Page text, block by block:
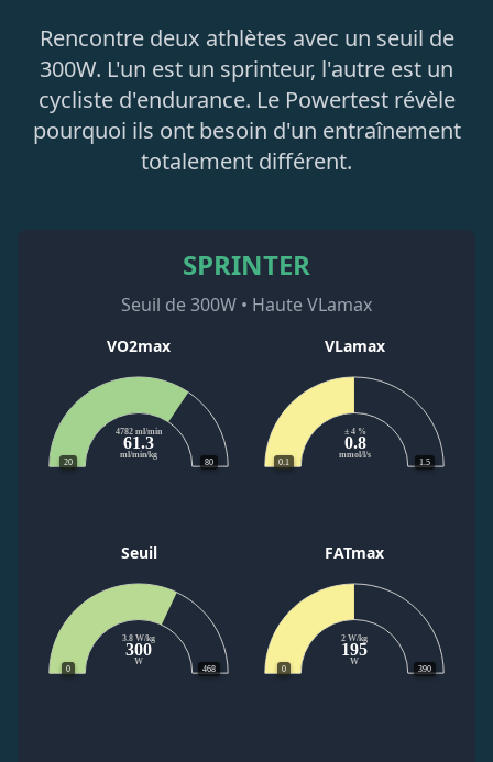
Rencontre deux athlètes avec un seuil de
300W. L'un est un sprinteur, l'autre est un
cycliste d'endurance. Le Powertest révèle
pourquoi ils ont besoin d'un entraînement
totalement différent.
SPRINTER
Seuil de 300W • Haute VLamax
VO2max
20 80
4782 ml/min
61.3
ml/min/kg
VLamax
0.1 1.5
± 4 %
0.8
mmol/l/s
Seuil
0 468
3.8 W/kg
300
W
FATmax
0 390
2 W/kg
195
W